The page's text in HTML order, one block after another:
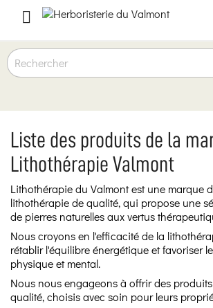

Liste des produits de la
Lithothérapie Valmont
Lithothérapie du Valmont est une marque
lithothérapie de qualité, qui propose une
de pierres naturelles aux vertus
Nous croyons en l'efficacité de la
rétablir l'équilibre énergétique et favoriser
physique et mental.
Nous nous engageons à offrir des
qualité, choisis avec soin pour leurs